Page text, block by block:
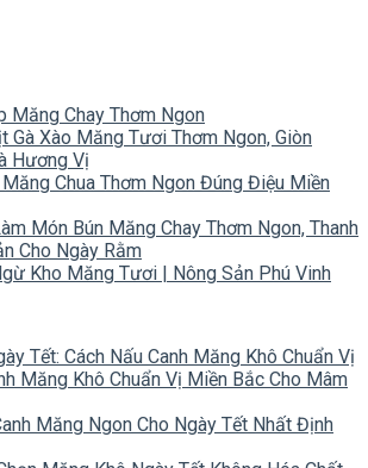
Măng Chay Thơm Ngon
Gà Xào Măng Tươi Thơm Ngon, Giòn
Hương Vị
Chua Thơm Ngon Đúng Điệu Miền
Món Bún Măng Chay Thơm Ngon, Thanh
Cho Ngày Rằm
Kho Măng Tươi | Nông Sản Phú Vinh
Tết: Cách Nấu Canh Măng Khô Chuẩn Vị
Măng Khô Chuẩn Vị Miền Bắc Cho Mâm
Măng Ngon Cho Ngày Tết Nhất Định